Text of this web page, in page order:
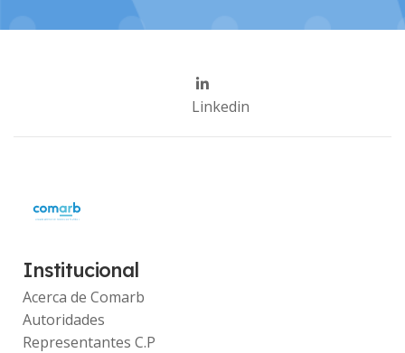
Linkedin
Institucional
Acerca de Comarb
Autoridades
Representantes C.P